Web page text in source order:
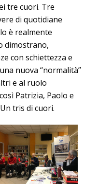
tre cuori. Tre
di quotidiane
è realmente
dimostrano,
con schiettezza e
nuova “normalità”
e al ruolo
Patrizia, Paolo e
tris di cuori.